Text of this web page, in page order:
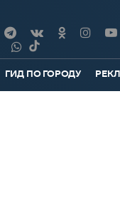
ГИД ПО ГОРОДУ